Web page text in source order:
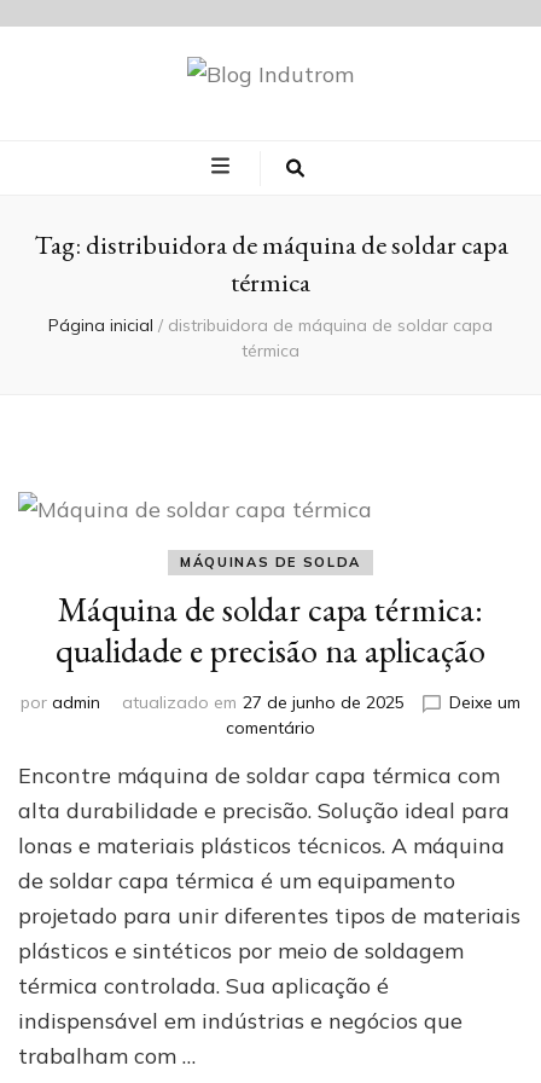
Blog Indutrom
Tag: distribuidora de máquina de soldar capa
térmica
Página inicial / distribuidora de máquina de soldar capa
térmica
MÁQUINAS DE SOLDA
Máquina de soldar capa térmica:
qualidade e precisão na aplicação
por admin atualizado em 27 de junho de 2025
Deixe um
comentário
de
soldar
térmica:
qualidade
precisão
na
aplicação
Encontre máquina de soldar capa térmica com
alta durabilidade e precisão. Solução ideal para
lonas e materiais plásticos técnicos. A máquina
de soldar capa térmica é um equipamento
projetado para unir diferentes tipos de materiais
plásticos e sintéticos por meio de soldagem
térmica controlada. Sua aplicação é
indispensável em indústrias e negócios que
trabalham com …